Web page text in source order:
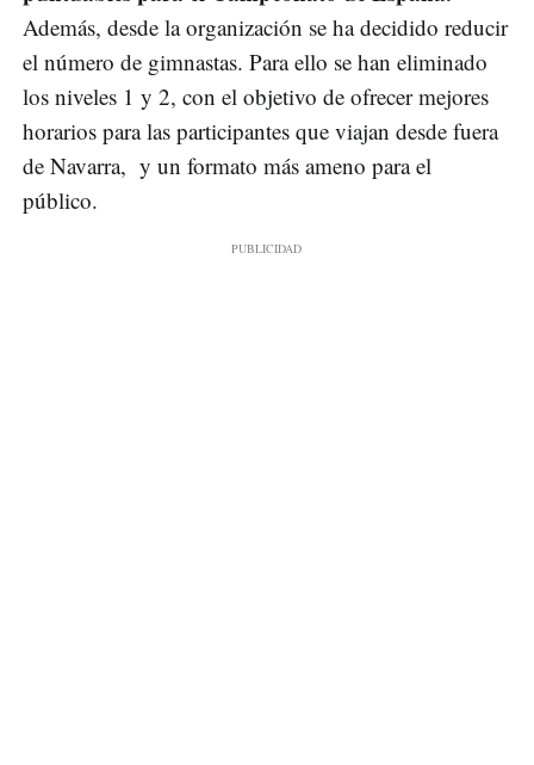
Además, desde la organización se ha decidido reducir
el número de gimnastas. Para ello se han eliminado
los niveles 1 y 2, con el objetivo de ofrecer mejores
horarios para las participantes que viajan desde fuera
de Navarra, y un formato más ameno para el
público.